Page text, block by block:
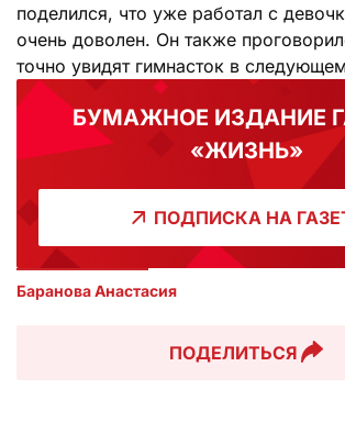
поделился, что уже работал с
очень доволен. Он также
точно увидят гимнасток в
БУМАЖНОЕ ИЗДАНИЕ
«ЖИЗНЬ»
ПОДПИСКА НА
Баранова Анастасия
ПОДЕЛИТЬСЯ